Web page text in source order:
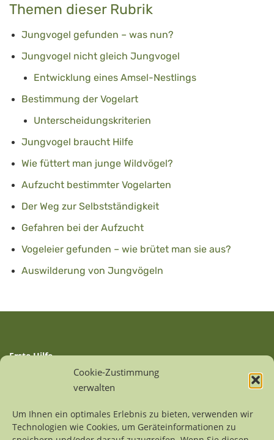
Cookie-Zustimmung
verwalten
Um Ihnen ein optimales Erlebnis zu bieten, verwenden wir
Technologien wie Cookies, um Geräteinformationen zu
Themen dieser Rubrik
Jungvogel gefunden – was nun?
Jungvogel nicht gleich Jungvogel
Entwicklung eines Amsel-Nestlings
Bestimmung der Vogelart
Unterscheidungskriterien
Jungvogel braucht Hilfe
Wie füttert man junge Wildvögel?
Aufzucht bestimmter Vogelarten
Der Weg zur Selbstständigkeit
Gefahren bei der Aufzucht
Vogeleier gefunden – wie brütet man sie aus?
Auswilderung von Jungvögeln
Erste Hilfe
Auffangstationen
Kontakt